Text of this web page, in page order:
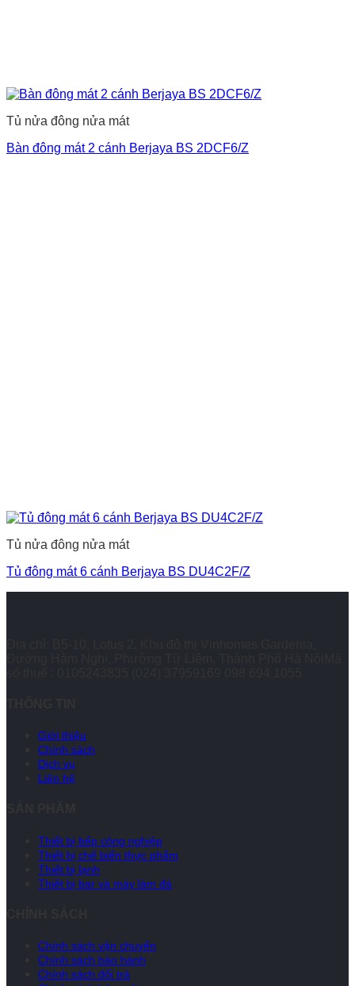
Tủ nửa đông nửa mát
Bàn đông mát 2 cánh Berjaya BS 2DCF6/Z
Tủ nửa đông nửa mát
Tủ đông mát 6 cánh Berjaya BS DU4C2F/Z
Giới thiệu
Chính sách
Dịch vụ
Liên hệ
Thiết bị bếp công nghiệp
Thiết bị chế biến thực phẩm
Thiết bị lạnh
Thiết bị bar và máy làm đá
Chính sách vận chuyển
Chính sách bảo hành
Chính sách đổi trả